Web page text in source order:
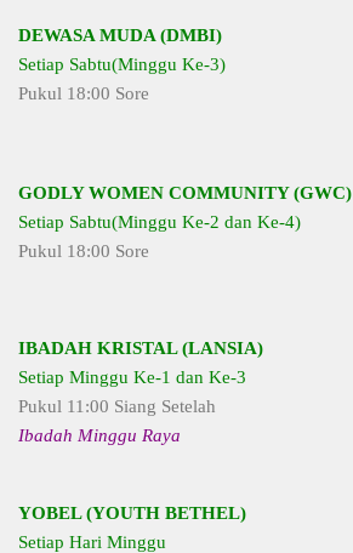
DEWASA MUDA (DMBI)
Setiap Sabtu(Minggu Ke-3)
Pukul 18:00 Sore
GODLY WOMEN COMMUNITY (GWC)
Setiap Sabtu(Minggu Ke-2 dan Ke-4)
Pukul 18:00 Sore
IBADAH KRISTAL (LANSIA)
Setiap Minggu Ke-1 dan Ke-3
Pukul 11:00 Siang Setelah
Ibadah Minggu Raya
YOBEL (YOUTH BETHEL)
Setiap Hari Minggu